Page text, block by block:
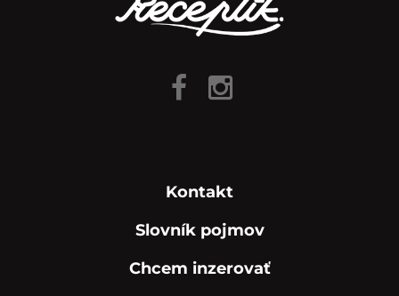
Kontakt
Slovník pojmov
Chcem inzerovať